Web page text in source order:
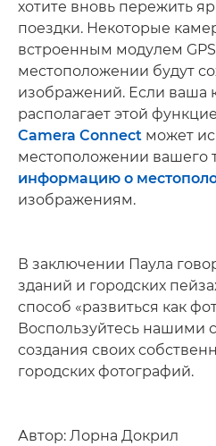
хотите вновь пережить
поездки. Некоторые
встроенным модулем
местоположении будут
изображений. Если ваша
располагает этой
Camera Connect может
местоположении вашего
информацию о
изображениям.
В заключении Паула
зданий и городских
способ «развиться как
Воспользуйтесь нашими
создания своих
городских фотографий.
Автор: Лорна Докрил